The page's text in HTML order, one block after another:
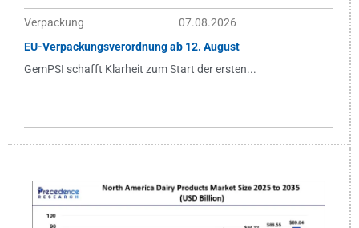
Verpackung
07.08.2026
EU-Verpackungsverordnung ab 12. August
GemPSI schafft Klarheit zum Start der ersten...